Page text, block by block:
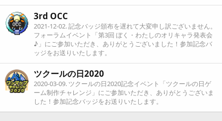
3rd OCC
2021-12-02. 記念バッジ頒布を遅れて大変申し訳ございません。
フォーラムイベント「第3回 ぼく・わたしのオリキャラ発表会
♪」にご参加いただき、ありがとうございました！参加記念バ
ッジをお送りいたします。
ツクールの日2020
2020-03-09. ツクールの日2020記念イベント「ツクールの日ゲ
ーム制作チャレンジ」にご参加いただき、ありがとうございま
した！参加記念バッジをお送りいたします。